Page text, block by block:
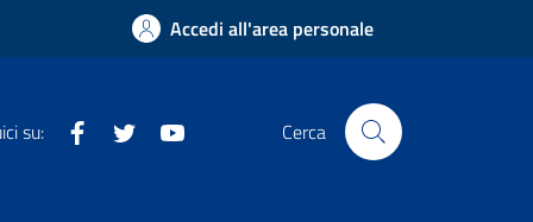
Accedi all'area personale
su: FacebookTwitter Cerca